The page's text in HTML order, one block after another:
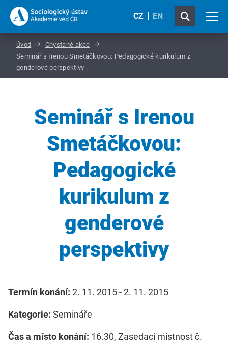
CZ EN
Úvod
Chystané akce
Seminář s Irenou Smetáčkovou: Pedagogické kurikulum z
genderové perspektivy
Seminář s Irenou
Smetáčkovou:
Pedagogické
kurikulum z
genderové
perspektivy
Termín konání: 2. 11. 2015 - 2. 11. 2015
Kategorie: Semináře
Čas a místo konání: 16.30, Zasedací místnost č.